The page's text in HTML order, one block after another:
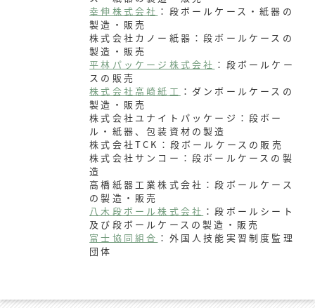
幸伸株式会社 ：段ボールケース・紙器の
製造・販売
株式会社カノー紙器：段ボールケースの
製造・販売
平林パッケージ株式会社 ：段ボールケー
スの販売
株式会社高崎紙工 ：ダンボールケースの
製造・販売
株式会社ユナイトパッケージ：段ボー
ル・紙器、包装資材の製造
株式会社TCK：段ボールケースの販売
株式会社サンコー：段ボールケースの製
造
高橋紙器工業株式会社：段ボールケース
の製造・販売
八木段ボール株式会社 ：段ボールシート
及び段ボールケースの製造・販売
富士協同組合 ：外国人技能実習制度監理
団体